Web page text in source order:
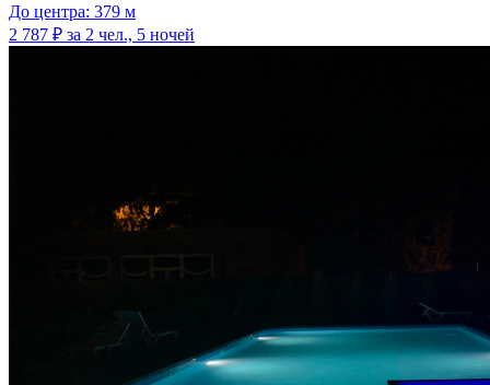
До центра: 379 м
2 787 ₽ за 2 чел., 5 ночей